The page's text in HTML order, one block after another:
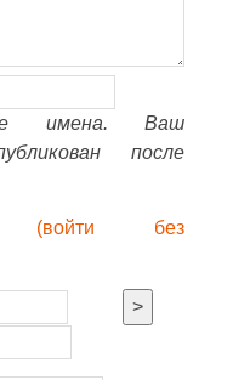
имена. Ваш
после
(войти без
>